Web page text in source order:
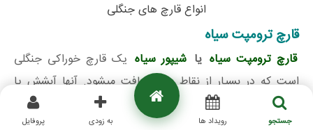
انواع قارچ های جنگلی
قارچ ترومپت سیاه
قارچ ترومپت سیاه یا شیپور سیاه یک قارچ خوراکی جنگلی
است که در بسیار از نقاط جهان یافت میشود. آنها آبشش یا
سایر ساختارهای حاوی هاگ قابل مشاهده ندارند و بیشتر شبیه
گل میمانند. با وجود اسم “شیپور سیاه”، این قارچ جنگلی اغلب
جستجو رویداد ها به زودی پروفایل